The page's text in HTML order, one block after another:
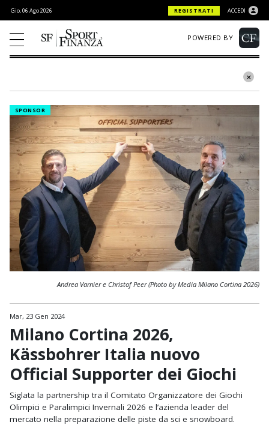
Gio, 06 Ago 2026 REGISTRATI ACCEDI
POWERED BY
Mar, 23 Gen 2024
Milano Cortina 2026,
Kässbohrer Italia nuovo
Official Supporter dei Giochi
Siglata la partnership tra il Comitato Organizzatore dei Giochi
Olimpici e Paralimpici Invernali 2026 e l’azienda leader del
mercato nella preparazione delle piste da sci e snowboard.
SPONSOR
Andrea Varnier e Christof Peer (Photo by Media Milano Cortina 2026)